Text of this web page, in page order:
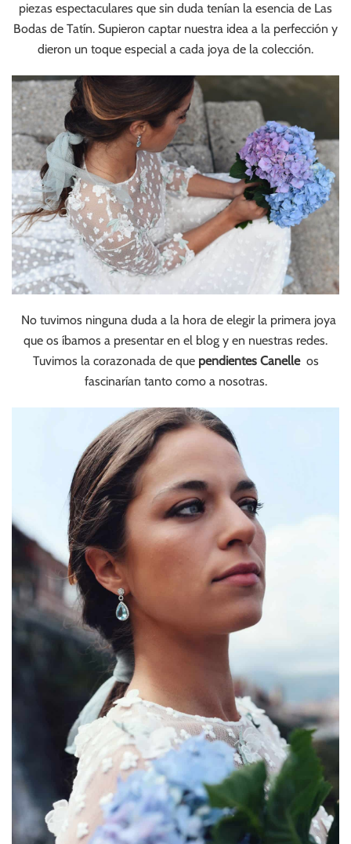
piezas espectaculares que sin duda tenían la esencia de Las
Bodas de Tatín. Supieron captar nuestra idea a la perfección y
dieron un toque especial a cada joya de la colección.
No tuvimos ninguna duda a la hora de elegir la primera joya
que os íbamos a presentar en el blog y en nuestras redes.
Tuvimos la corazonada de que pendientes Canelleos
fascinarían tanto como a nosotras.